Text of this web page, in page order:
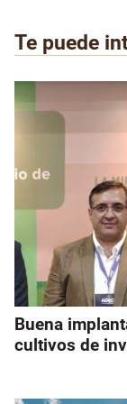
Te puede
Buena
cultivos de